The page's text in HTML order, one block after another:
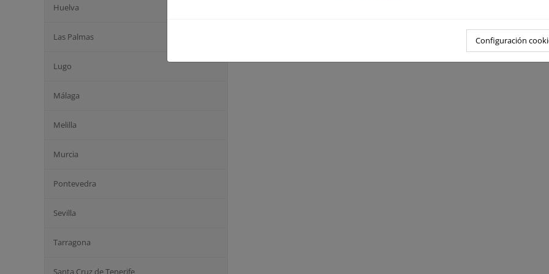
Huelva
Las Palmas
Lugo
Málaga
Melilla
Murcia
Pontevedra
Sevilla
Tarragona
Santa Cruz de Tenerife
Configuración